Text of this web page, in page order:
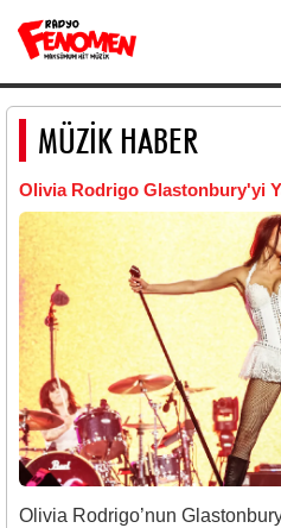
MÜZİK HABER
Olivia Rodrigo Glastonbury'yi
Olivia Rodrigo’nun